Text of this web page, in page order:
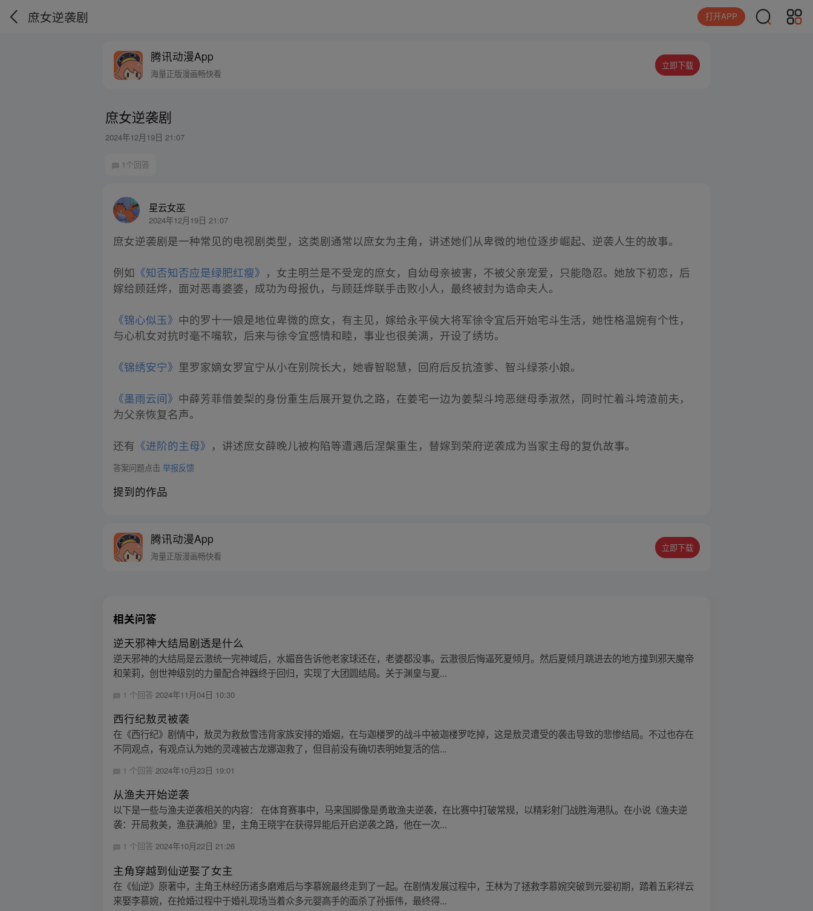
庶女逆袭剧 打开APP
腾讯动漫App
海量正版漫画畅快看
立即下载
庶女逆袭剧
2024年12月19日 21:07
1个回答
星云女巫
2024年12月19日 21:07
庶女逆袭剧是一种常见的电视剧类型，这类剧通常以庶女为主角，讲述她们从卑微的地位逐步崛起、逆袭人生的故事。
例如 《知否知否应是绿肥红瘦》 ，女主明兰是不受宠的庶女，自幼母亲被害，不被父亲宠爱，只能隐忍。她放下初恋，后
嫁给顾廷烨，面对恶毒婆婆，成功为母报仇，与顾廷烨联手击败小人，最终被封为诰命夫人。
《锦心似玉》 中的罗十一娘是地位卑微的庶女，有主见，嫁给永平侯大将军徐令宜后开始宅斗生活，她性格温婉有个性，
与心机女对抗时毫不嘴软，后来与徐令宜感情和睦，事业也很美满，开设了绣坊。
《锦绣安宁》 里罗家嫡女罗宜宁从小在别院长大，她睿智聪慧，回府后反抗渣爹、智斗绿茶小娘。
《墨雨云间》 中薛芳菲借姜梨的身份重生后展开复仇之路，在姜宅一边为姜梨斗垮恶继母季淑然，同时忙着斗垮渣前夫，
为父亲恢复名声。
还有 《进阶的主母》 ，讲述庶女薛晚儿被构陷等遭遇后涅槃重生，替嫁到荣府逆袭成为当家主母的复仇故事。
答案问题点击举报反馈
提到的作品
腾讯动漫App
海量正版漫画畅快看
立即下载
相关问答
逆天邪神大结局剧透是什么
逆天邪神的大结局是云澈统一完神域后，水媚音告诉他老家球还在，老婆都没事。云澈很后悔逼死夏倾月。然后夏倾月跳进去的地方撞到邪天魔帝
和茉莉，创世神级别的力量配合神器终于回归，实现了大团圆结局。关于渊皇与夏...
1 个回答2024年11月04日 10:30
西行纪敖灵被袭
在《西行纪》剧情中，敖灵为救敖雪违背家族安排的婚姻，在与迦楼罗的战斗中被迦楼罗吃掉，这是敖灵遭受的袭击导致的悲惨结局。不过也存在
不同观点，有观点认为她的灵魂被古龙娜迦救了，但目前没有确切表明她复活的信...
1 个回答2024年10月23日 19:01
从渔夫开始逆袭
以下是一些与渔夫逆袭相关的内容： 在体育赛事中，马来国脚像是勇敢渔夫逆袭，在比赛中打破常规，以精彩射门战胜海港队。在小说《渔夫逆
袭：开局救美，渔获满舱》里，主角王晓宇在获得异能后开启逆袭之路，他在一次...
1 个回答2024年10月22日 21:26
主角穿越到仙逆娶了女主
在《仙逆》原著中，主角王林经历诸多磨难后与李慕婉最终走到了一起。在剧情发展过程中，王林为了拯救李慕婉突破到元婴初期，踏着五彩祥云
来娶李慕婉，在抢婚过程中于婚礼现场当着众多元婴高手的面杀了孙振伟，最终得...